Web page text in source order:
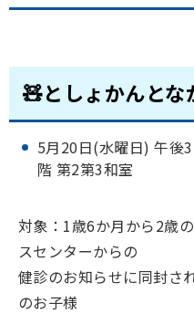
🧸としょかんとな
5月20日(水曜日) 午後
階 第2第3和室
対象：1歳6か月から2歳
スセンターからの
健診のお知らせに同封さ
のお子様